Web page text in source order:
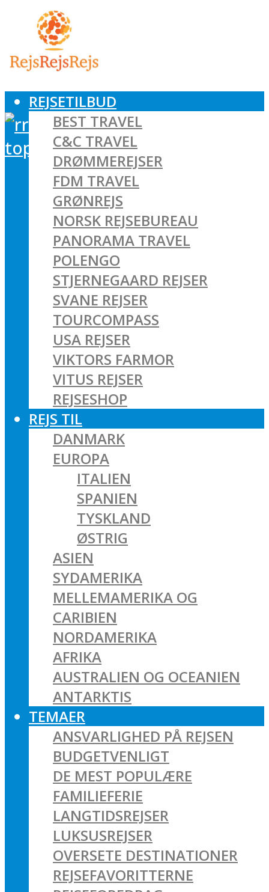
REJSETILBUD
BEST TRAVEL
C&C TRAVEL
DRØMMEREJSER
FDM TRAVEL
GRØNREJS
NORSK REJSEBUREAU
PANORAMA TRAVEL
POLENGO
STJERNEGAARD REJSER
SVANE REJSER
TOURCOMPASS
USA REJSER
VIKTORS FARMOR
VITUS REJSER
REJSESHOP
REJS TIL
DANMARK
EUROPA
ITALIEN
SPANIEN
TYSKLAND
ØSTRIG
ASIEN
SYDAMERIKA
MELLEMAMERIKA OG
CARIBIEN
NORDAMERIKA
AFRIKA
AUSTRALIEN OG OCEANIEN
ANTARKTIS
TEMAER
ANSVARLIGHED PÅ REJSEN
BUDGETVENLIGT
DE MEST POPULÆRE
FAMILIEFERIE
LANGTIDSREJSER
LUKSUSREJSER
OVERSETE DESTINATIONER
REJSEFAVORITTERNE